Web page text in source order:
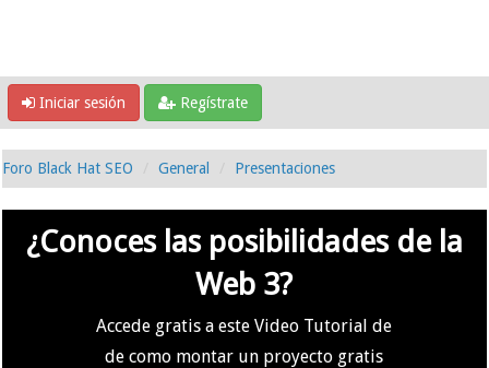
Iniciar sesión Regístrate
Foro Black Hat SEO General Presentaciones
¿Conoces las posibilidades de la
Web 3?
Accede gratis a este Video Tutorial de
de como montar un proyecto gratis